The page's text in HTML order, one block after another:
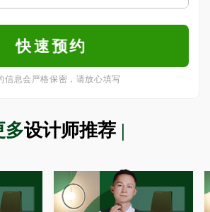
信息会严格保密，请放心填写
多设计师推荐 |